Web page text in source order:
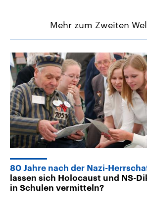
Mehr zum Zweiten
80 Jahre nach der Nazi-
lassen sich Holocaust und NS-
in Schulen vermitteln?